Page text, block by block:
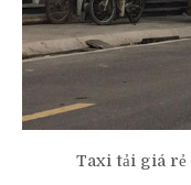
Taxi tải giá